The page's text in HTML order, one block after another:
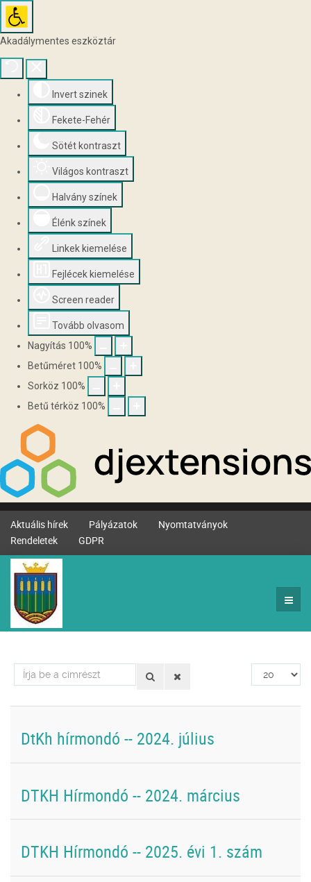
Akadálymentes eszköztár
Invert szinek
Fekete-Fehér
Sötét kontraszt
Világos kontraszt
Halvány színek
Élénk színek
Linkek kiemelése
Fejlécek kiemelése
Screen reader
Tovább olvasom
Nagyítás 100%
Betűméret 100%
Sorköz 100%
Betű térköz 100%
Aktuális hírek Pályázatok
Nyomtatványok
Rendeletek
GDPR
Írja
be
a
Tételek
#
DtKh hírmondó -- 2024. július
DTKH Hírmondó -- 2024. március
DTKH Hírmondó -- 2025. évi 1. szám